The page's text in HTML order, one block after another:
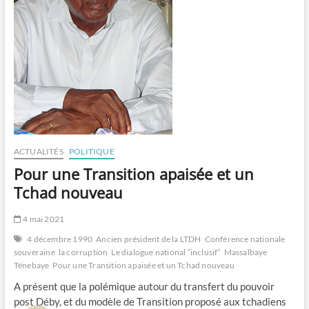
ACTUALITÉS POLITIQUE
Pour une Transition apaisée et un
Tchad nouveau
4 mai 2021
4 décembre 1990 Ancien président de la LTDH Conférence nationale
souveraine la corruption Le dialogue national “inclusif” Massalbaye
Ténebaye Pour une Transition apaisée et un Tchad nouveau
A présent que la polémique autour du transfert du pouvoir
post Déby, et du modèle de Transition proposé aux tchadiens